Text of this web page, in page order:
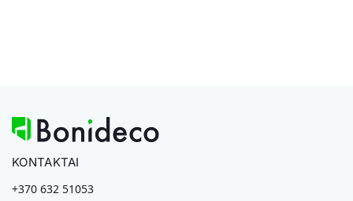
KONTAKTAI
+370 632 51053